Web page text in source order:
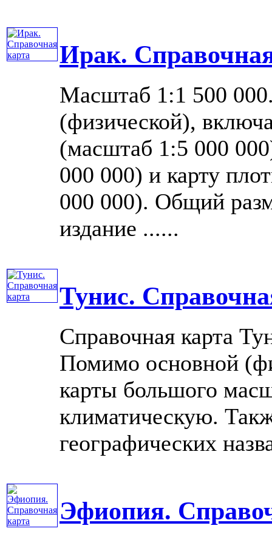
Ирак.
Масштаб 1:1 500
(физической),
(масштаб 1:5 000
000 000) и карту
000 000). Общий
издание ......
Тунис.
Справочная карта
Помимо основной
карты большого
климатическую.
географических
Эфиопия.